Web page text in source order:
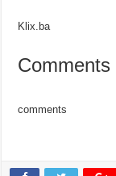
Klix.ba
Comments
comments